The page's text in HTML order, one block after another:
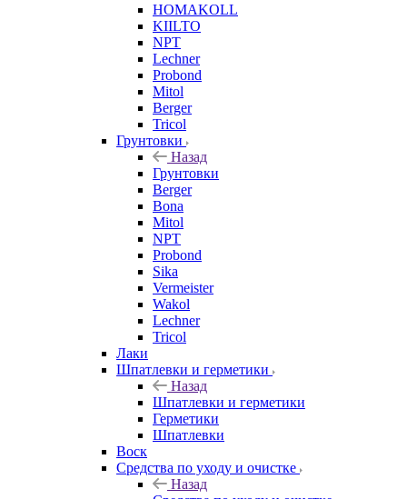
HOMAKOLL
KIILTO
NPT
Lechner
Probond
Mitol
Berger
Tricol
Грунтовки
Назад
Грунтовки
Berger
Bona
Mitol
NPT
Probond
Sika
Vermeister
Wakol
Lechner
Tricol
Лаки
Шпатлевки и герметики
Назад
Шпатлевки и герметики
Герметики
Шпатлевки
Воск
Средства по уходу и очистке
Назад